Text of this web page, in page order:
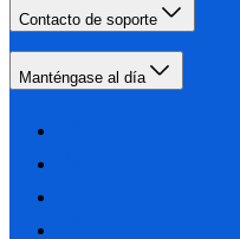
Contacto de soporte
Manténgase al día